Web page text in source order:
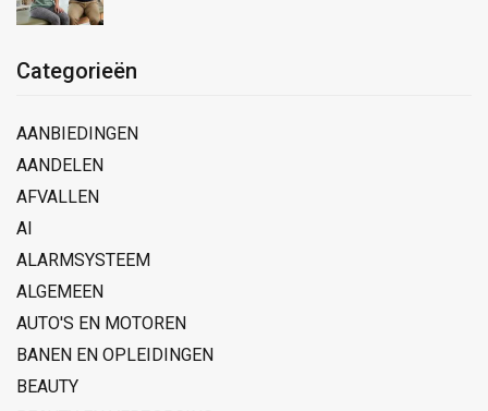
Categorieën
AANBIEDINGEN
AANDELEN
AFVALLEN
AI
ALARMSYSTEEM
ALGEMEEN
AUTO'S EN MOTOREN
BANEN EN OPLEIDINGEN
BEAUTY